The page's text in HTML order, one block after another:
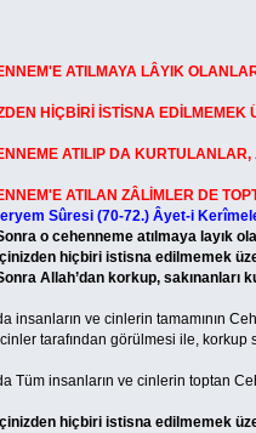
ATILMAYA LÂYIK
HİÇBİRİ İSTİSNA EDİLMEMEK
ATILIP DA KURTULANLAR,
ATILAN ZÂLİMLER DE
Sûresi (70-72.) Âyet-i
o cehenneme atılmaya layık
hiçbiri istisna edilmemek
Allah’dan korkup, sakınanları
ve cinlerin tamamının
tarafından görülmesi ile, korkup
insanların ve cinlerin toptan
hiçbiri istisna edilmemek